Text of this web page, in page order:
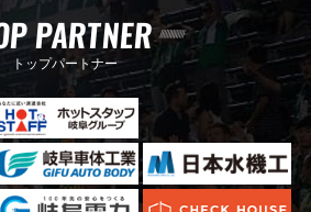
PARTNER
トップパートナー